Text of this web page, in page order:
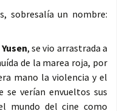
sobresalía un nombre:
, se vio arrastrada a
de la marea roja, por
mano la violencia y el
verían envueltos sus
mundo del cine como